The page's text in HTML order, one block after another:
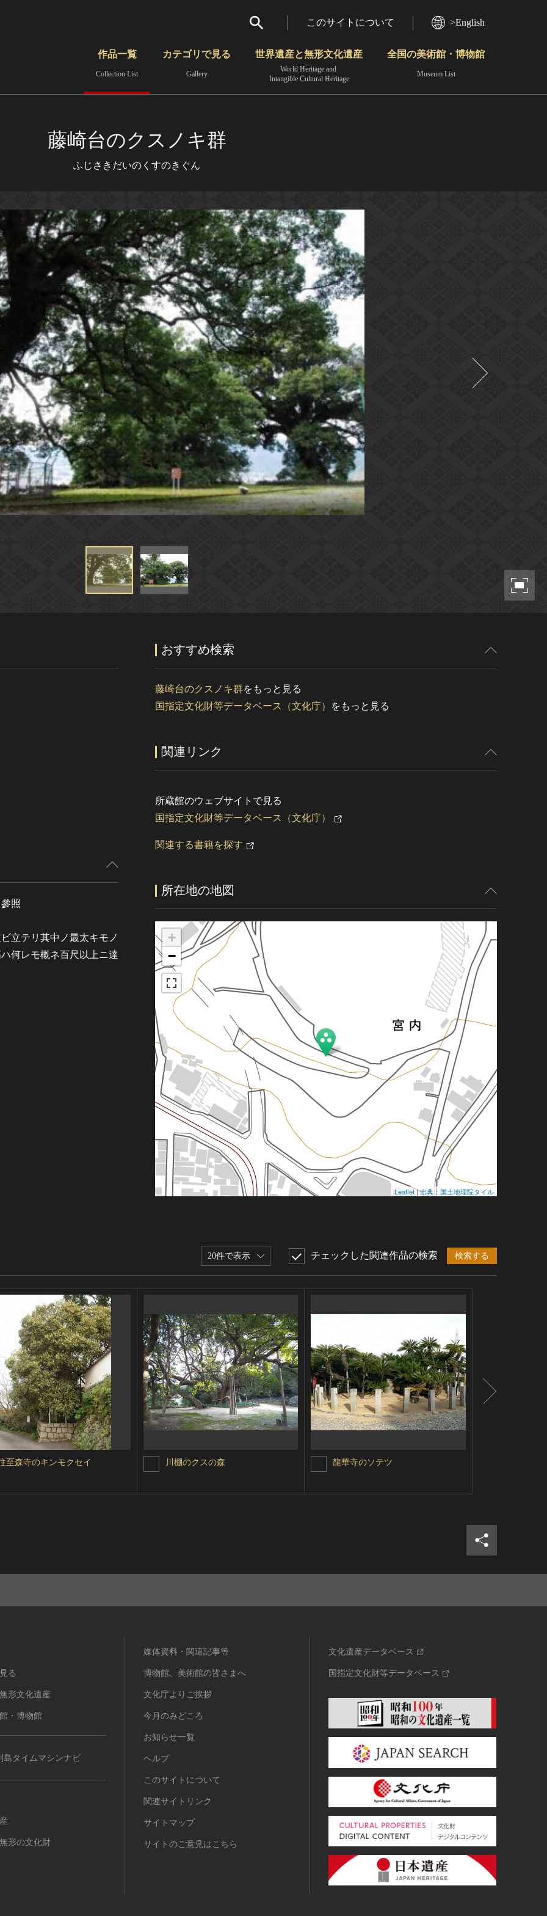
さらに詳細検索
このサイトについて >English
作品一覧
Collection List
カテゴリで見る
Gallery
世界遺産と無形文化遺産
World Heritage and
Intangible Cultural Heritage
全国の美術館・博物館
Museum List
藤崎台のクスノキ群
ふじさきだいのくすのきぐん
照
立テリ其中ノ最太キモノ
何レモ概ネ百尺以上ニ達
おすすめ検索
藤崎台のクスノキ群をもっと見る
国指定文化財等データベース（文化庁）
をもっと見る
関連リンク
所蔵館のウェブサイトで見る
国指定文化財等データベース（文化庁）
関連する書籍を探す
所在地の地図
+
−
Leaflet|出典：国土地理院タイル
20件で表示 チェックした関連作品の検索 検索する
至森寺のキンモクセイ 川棚のクスの森 龍華寺のソテツ
る
形文化遺産
・博物館
島タイムマシンナビ
形の文化財
媒体資料・関連記事等
博物館、美術館の皆さまへ
文化庁よりご挨拶
今月のみどころ
お知らせ一覧
ヘルプ
このサイトについて
関連サイトリンク
サイトマップ
サイトのご意見はこちら
文化遺産データベース
国指定文化財等データベース